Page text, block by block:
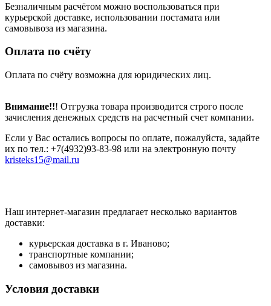
Безналичным расчётом можно воспользоваться при
курьерской доставке, использовании постамата или
самовывоза из магазина.
Оплата по счёту
Оплата по счёту возможна для юридических лиц.
Внимание!!! Отгрузка товара производится строго после
зачисления денежных средств на расчетный счет компании.
Если у Вас остались вопросы по оплате, пожалуйста, задайте
их по тел.: +7(4932)93-83-98 или на электронную почту
kristeks15@mail.ru
Наш интернет-магазин предлагает несколько вариантов
доставки:
курьерская доставка в г. Иваново;
транспортные компании;
самовывоз из магазина.
Условия доставки